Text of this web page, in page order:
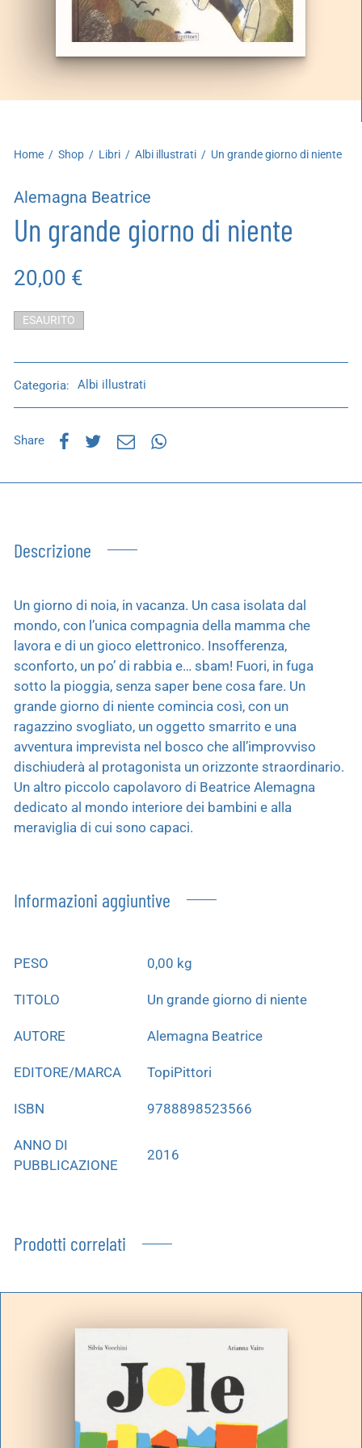
Home / Shop / Libri / Albi illustrati / Un grande giorno di niente
Alemagna Beatrice
Un grande giorno di niente
20,00 €
ESAURITO
Categoria: Albi illustrati
Share
Descrizione
Un giorno di noia, in vacanza. Un casa isolata dal
mondo, con l’unica compagnia della mamma che
lavora e di un gioco elettronico. Insofferenza,
sconforto, un po’ di rabbia e… sbam! Fuori, in fuga
sotto la pioggia, senza saper bene cosa fare. Un
grande giorno di niente comincia così, con un
ragazzino svogliato, un oggetto smarrito e una
avventura imprevista nel bosco che all’improvviso
dischiuderà al protagonista un orizzonte straordinario.
Un altro piccolo capolavoro di Beatrice Alemagna
dedicato al mondo interiore dei bambini e alla
meraviglia di cui sono capaci.
Informazioni aggiuntive
PESO 0,00 kg
TITOLO Un grande giorno di niente
AUTORE Alemagna Beatrice
EDITORE/MARCA TopiPittori
ISBN 9788898523566
ANNO DI
PUBBLICAZIONE
2016
Prodotti correlati